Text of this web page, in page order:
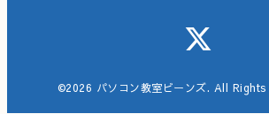
©2026 パソコン教室ビーンズ. All Rights